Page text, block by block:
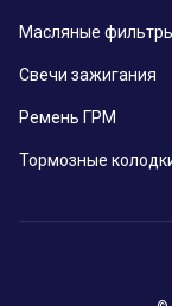
Масляные
Свечи зажигания
Ремень ГРМ
Тормозные